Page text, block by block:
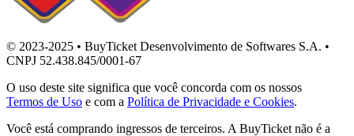
© 2023-2025 • BuyTicket Desenvolvimento de Softwares S.A. •
CNPJ 52.438.845/0001-67
O uso deste site significa que você concorda com os nossos
Termos de Uso e com a Política de Privacidade e Cookies.
Você está comprando ingressos de terceiros. A BuyTicket não é a